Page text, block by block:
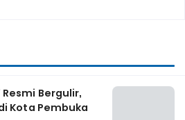
Resmi Bergulir,
Kota Pembuka